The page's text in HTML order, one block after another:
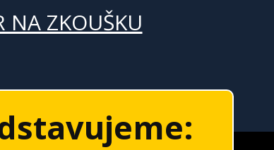
NA ZKOUŠKU